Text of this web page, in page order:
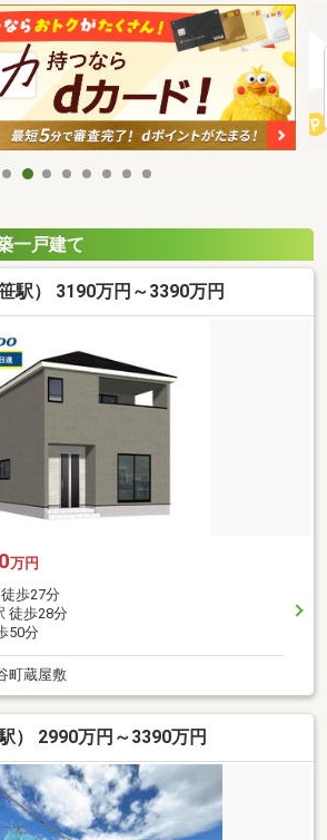
一戸建て
駅） 3190万円～3390万円
万円
歩27分
徒歩28分
50分
町蔵屋敷
） 2990万円～3390万円